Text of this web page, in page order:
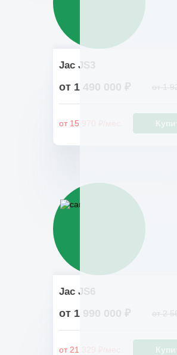
Jac JS3
от 1 490 000 ₽ от 1
от 15 970 ₽/мес.
Jac JS6
от 1 990 000 ₽ от 2
от 21 329 ₽/мес.